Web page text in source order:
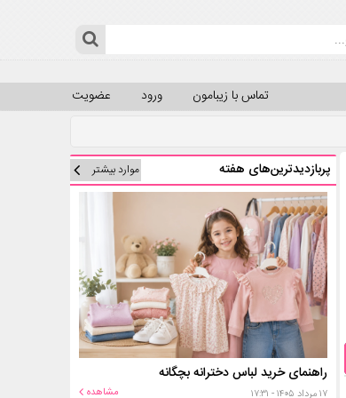
عضویت ورود تماس با زیبامون
پربازدیدترین‌های هفته موارد بیشتر
راهنمای خرید لباس دخترانه بچگانه
۱۷ مرداد ۱۴۰۵ - ۱۷:۳۱ مشاهده